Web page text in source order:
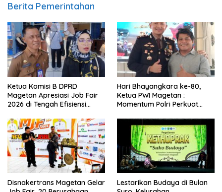
Berita Pemerintahan
Ketua Komisi B DPRD
Magetan Apresiasi Job Fair
2026 di Tengah Efisiensi
Hari Bhayangkara ke-80,
Ketua PWI Magetan :
Momentum Polri Perkuat
Disnakertrans Magetan Gelar
Lestarikan Budaya di Bulan